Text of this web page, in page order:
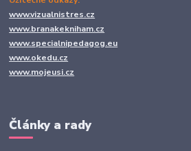
www.vizualnistres.cz
www.branakekniham.cz
www.specialnipedagog.eu
www.okedu.cz
www.mojeusi.cz
Články a rady